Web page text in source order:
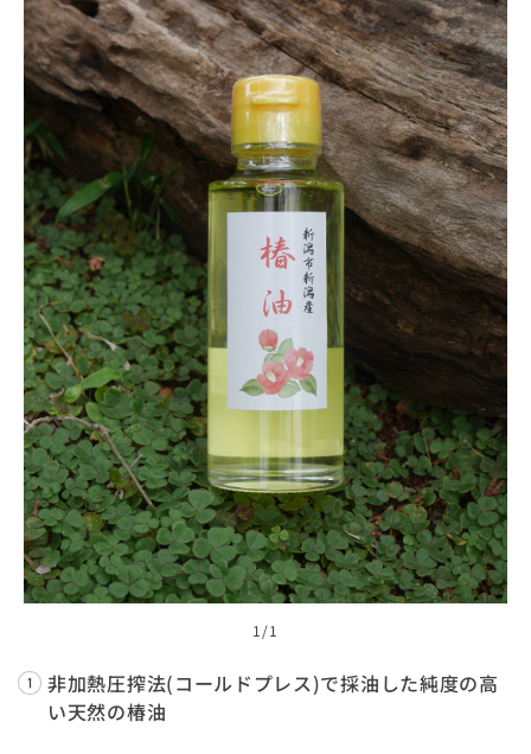
1 /1
非加熱圧搾法(コールドプレス)で採油した純度の高
い天然の椿油